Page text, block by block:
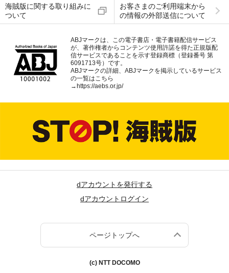
海賊版に関する取り組みに
ついて
お客さまのご利用端末から
の情報の外部送信について
ABJマークは、この電子書店・電子書籍配信サービス
が、著作権者からコンテンツ使用許諾を得た正規版配
信サービスであることを示す登録商標（登録番号 第
6091713号）です。
ABJマークの詳細、ABJマークを掲示しているサービス
の一覧はこちら
→ https://aebs.or.jp/
dアカウントを発行する
dアカウントログイン
ページトップへ
(c) NTT DOCOMO